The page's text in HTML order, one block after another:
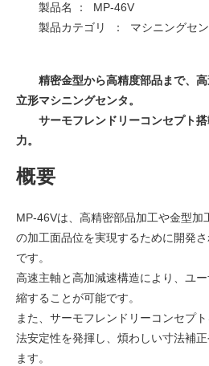
製品名 ： MP-46V
製品カテゴリ ： マシニングセン
精密金型から高精度部品まで、高
立形マシニングセンタ。
サーモフレンドリーコンセプト
力。
概要
MP-46Vは、高精密部品加工や金型加
の加工面品位を実現するために開発
です。
高速主軸と高加減速構造により、ユ
縮することが可能です。
また、サーモフレンドリーコンセプ
法安定性を発揮し、煩わしい寸法補
ます。